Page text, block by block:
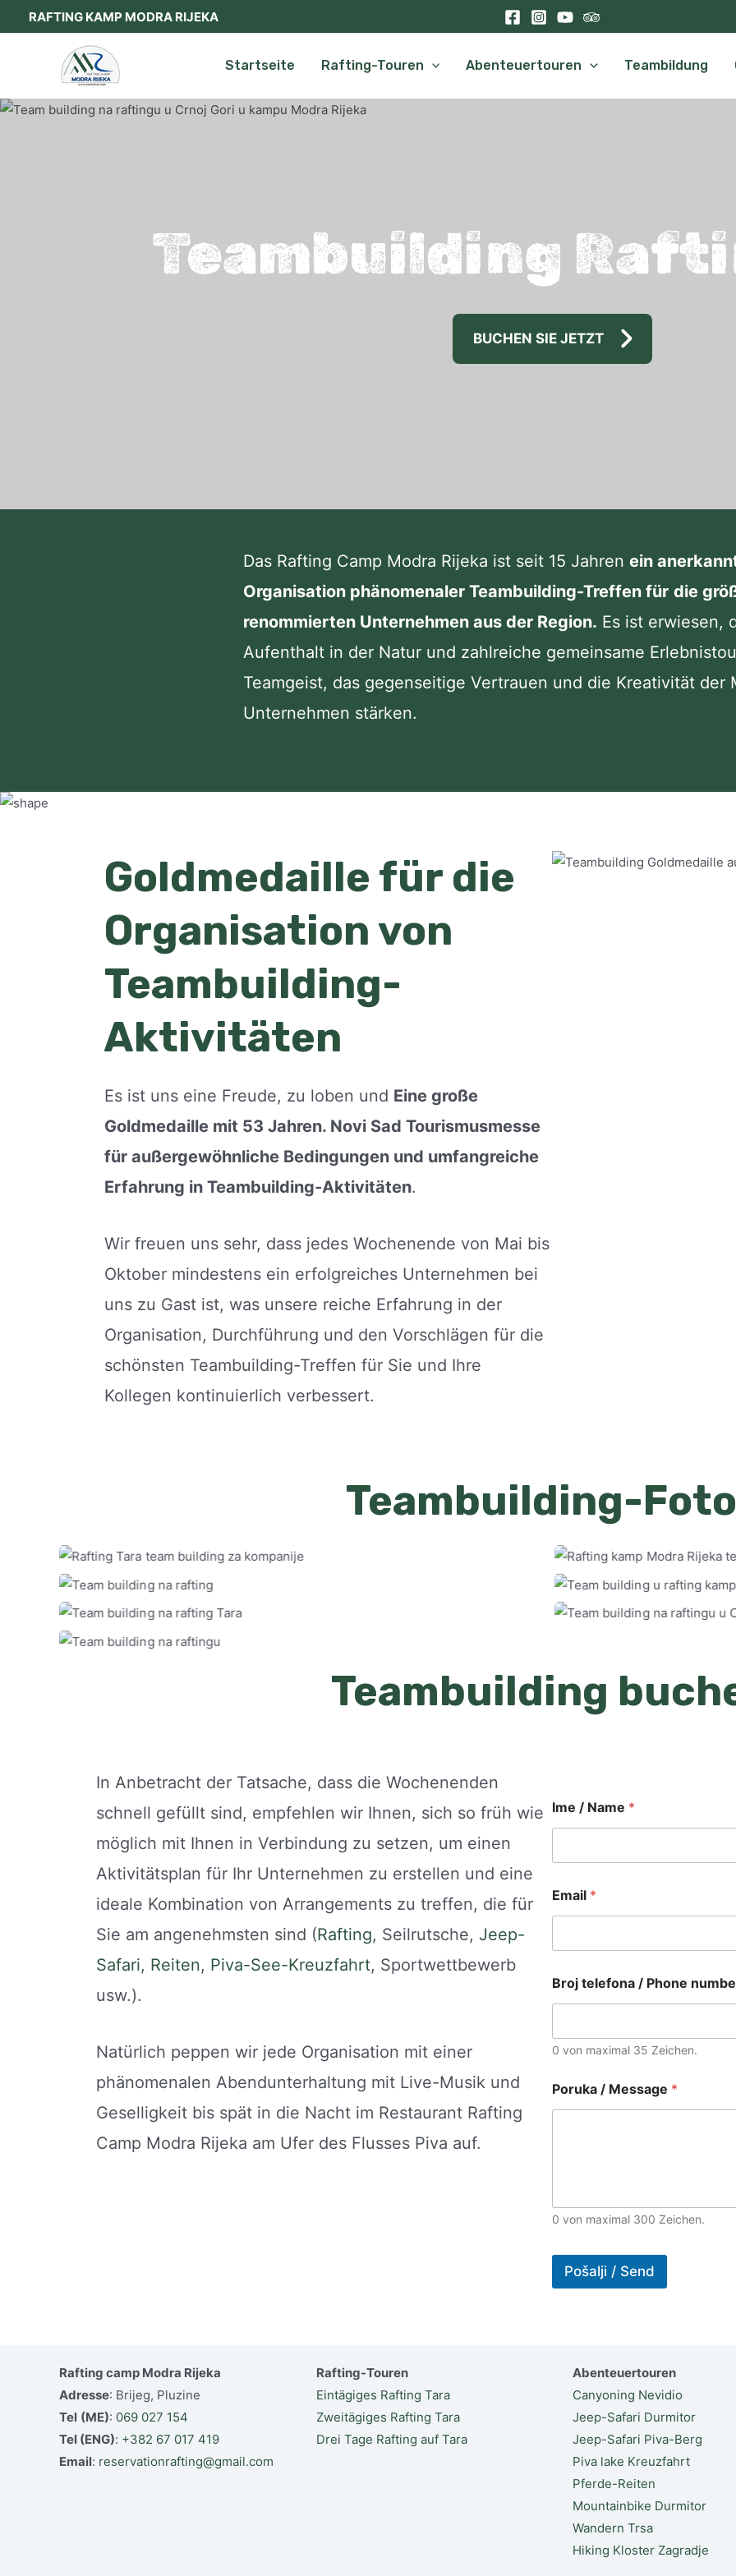
Inhalt
RAFTING KAMP MODRA RIJEKA
Startseite Rafting-Touren Abenteuertouren Teambildung
Teambuilding
BUCHEN SIE JETZT
Das Rafting Camp Modra Rijeka ist seit 15 Jahren ein
Organisation phänomenaler Teambuilding-Treffen für die
renommierten Unternehmen aus der Region. Es ist erwiesen,
Aufenthalt in der Natur und zahlreiche gemeinsame
Teamgeist, das gegenseitige Vertrauen und die Kreativität der
Unternehmen stärken.
Goldmedaille für die
Organisation von
Teambuilding-
Aktivitäten
Es ist uns eine Freude, zu loben und Eine große
Goldmedaille mit 53 Jahren. Novi Sad Tourismusmesse
für außergewöhnliche Bedingungen und umfangreiche
Erfahrung in Teambuilding-Aktivitäten.
Wir freuen uns sehr, dass jedes Wochenende von Mai bis
Oktober mindestens ein erfolgreiches Unternehmen bei
uns zu Gast ist, was unsere reiche Erfahrung in der
Organisation, Durchführung und den Vorschlägen für die
schönsten Teambuilding-Treffen für Sie und Ihre
Kollegen kontinuierlich verbessert.
Teambuilding-
Teambuilding
In Anbetracht der Tatsache, dass die Wochenenden
schnell gefüllt sind, empfehlen wir Ihnen, sich so früh wie
möglich mit Ihnen in Verbindung zu setzen, um einen
Aktivitätsplan für Ihr Unternehmen zu erstellen und eine
ideale Kombination von Arrangements zu treffen, die für
Sie am angenehmsten sind (Rafting, Seilrutsche, Jeep-
Safari, Reiten, Piva-See-Kreuzfahrt, Sportwettbewerb
usw.).
Natürlich peppen wir jede Organisation mit einer
phänomenalen Abendunterhaltung mit Live-Musik und
Geselligkeit bis spät in die Nacht im Restaurant Rafting
Camp Modra Rijeka am Ufer des Flusses Piva auf.
Ime / Name *
Email *
Broj telefona / Phone
0 von maximal 35 Zeichen.
Poruka / Message *
0 von maximal 300 Zeichen.
Pošalji / Send
Rafting camp Modra Rijeka
Adresse: Brijeg, Pluzine
Tel (ME): 069 027 154
Tel (ENG): +382 67 017 419
Email: reservationrafting@gmail.com
Rafting-Touren
Eintägiges Rafting Tara
Zweitägiges Rafting Tara
Drei Tage Rafting auf Tara
Abenteuertouren
Canyoning Nevidio
Jeep-Safari Durmitor
Jeep-Safari Piva-Berg
Piva lake Kreuzfahrt
Pferde-Reiten
Mountainbike Durmitor
Wandern Trsa
Hiking Kloster Zagradje